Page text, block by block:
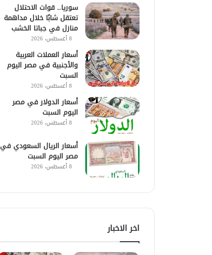
سوريا.. قوات الاحتلال
تعتقل شابًا خلال مداهمة
منازل في جباتا الخشب
8 أغسطس، 2026
أسعار العملات العربية
والأجنبية في مصر اليوم
السبت
8 أغسطس، 2026
أسعار الدولار في مصر
اليوم السبت
8 أغسطس، 2026
أسعار الريال السعودي في
مصر اليوم السبت
8 أغسطس، 2026
اخر الاخبار